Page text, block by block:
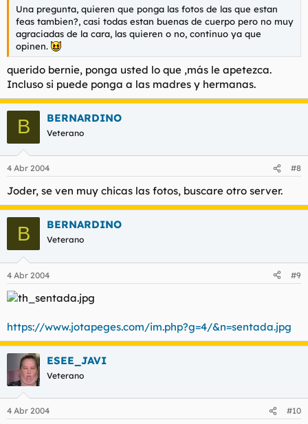
Una pregunta, quieren que ponga las fotos de las que estan
feas tambien?, casi todas estan buenas de cuerpo pero no muy
agraciadas de la cara, las quieren o no, continuo ya que
opinen.
querido bernie, ponga usted lo que ,más le apetezca.
Incluso si puede ponga a las madres y hermanas.
B BERNARDINO
Veterano
4 Abr 2004 #8
Joder, se ven muy chicas las fotos, buscare otro server.
B BERNARDINO
Veterano
4 Abr 2004 #9
https://www.jotapeges.com/im.php?g=4/&n=sentada.jpg
ESEE_JAVI
Veterano
4 Abr 2004 #10